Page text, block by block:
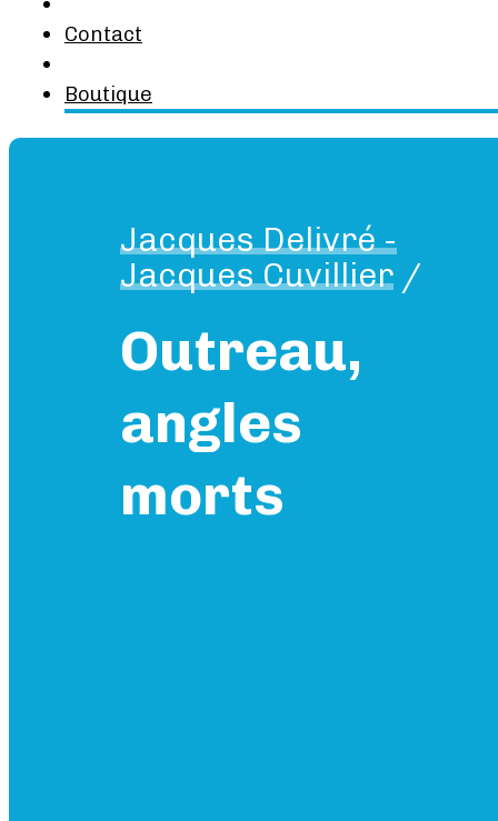
Contact
Boutique
Jacques Delivré -
Jacques Cuvillier /
Outreau,
angles
morts